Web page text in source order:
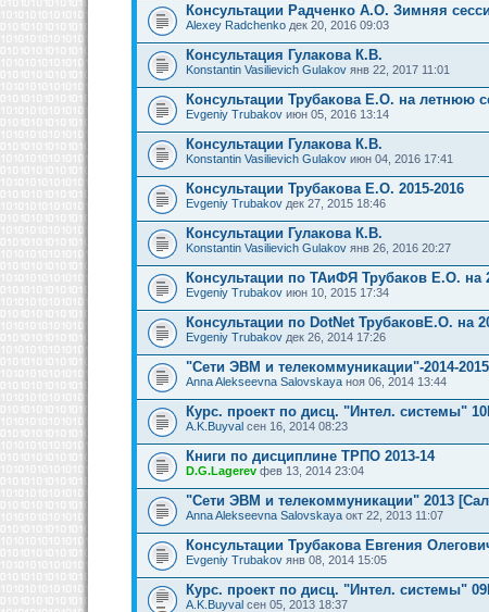
Консультации Радченко А.О. Зимняя
Alexey Radchenko дек 20, 2016 09:03
Консультация Гулакова К.В.
Konstantin Vasilievich Gulakov янв 22, 2017 11:01
Консультации Трубакова Е.О. на летнюю
Evgeniy Trubakov июн 05, 2016 13:14
Консультации Гулакова К.В.
Konstantin Vasilievich Gulakov июн 04, 2016 17:41
Консультации Трубакова Е.О. 2015-2016
Evgeniy Trubakov дек 27, 2015 18:46
Консультации Гулакова К.В.
Konstantin Vasilievich Gulakov янв 26, 2016 20:27
Консультации по ТАиФЯ Трубаков Е.О. на
Evgeniy Trubakov июн 10, 2015 17:34
Консультации по DotNet ТрубаковЕ.О. на
Evgeniy Trubakov дек 26, 2014 17:26
"Сети ЭВМ и телекоммуникации"-2014-
Anna Alekseevna Salovskaya ноя 06, 2014 13:44
Курс. проект по дисц. "Интел. системы"
A.K.Buyval сен 16, 2014 08:23
Книги по дисциплине ТРПО 2013-14
D.G.Lagerev фев 13, 2014 23:04
"Сети ЭВМ и телекоммуникации" 2013
Anna Alekseevna Salovskaya окт 22, 2013 11:07
Консультации Трубакова Евгения
Evgeniy Trubakov янв 08, 2014 15:05
Курс. проект по дисц. "Интел. системы"
A.K.Buyval сен 05, 2013 18:37